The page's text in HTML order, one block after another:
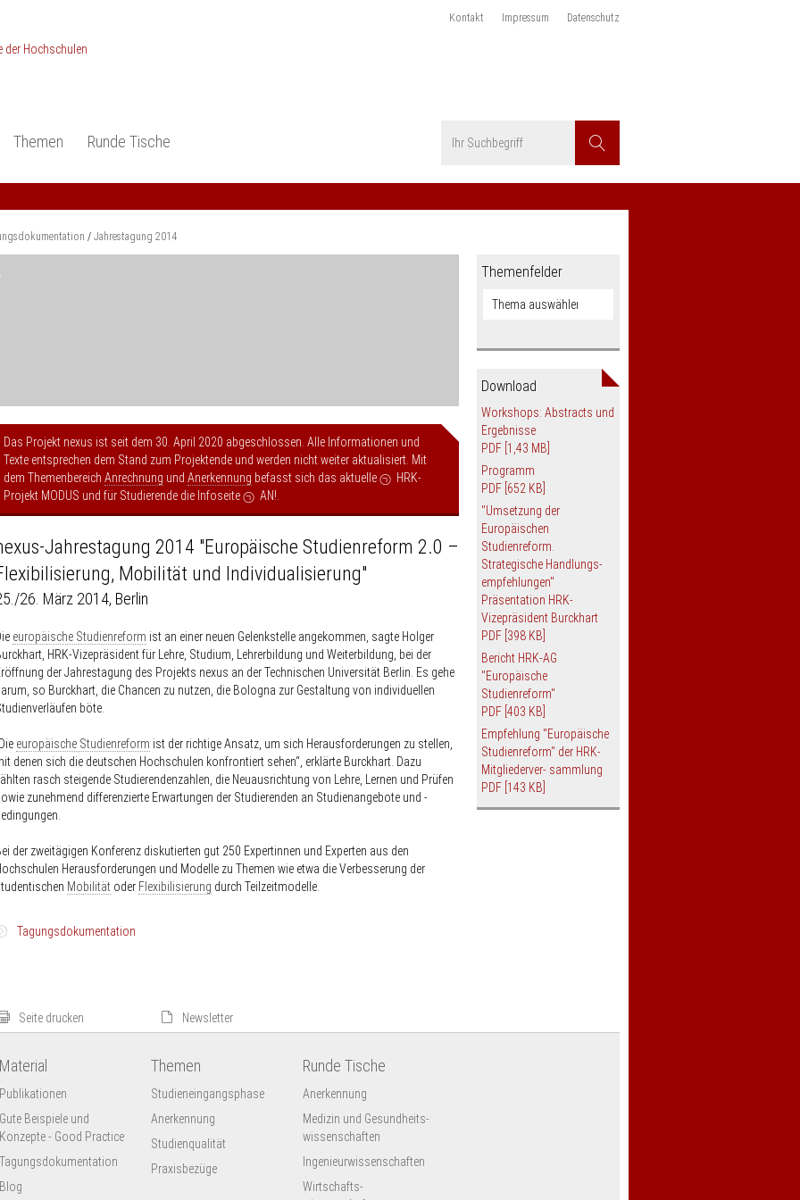
Kontakt Impressum Datenschutz
Suchen
Themen
Studieneingangsphase
Studienqualität
Praxisbezüge
Runde Tische
Anerkennung
Jahrestagung 2014
Das Projekt nexus ist seit dem 30. April 2020 abgeschlossen. Alle Informationen und
Texte entsprechen dem Stand zum Projektende und werden nicht weiter aktualisiert. Mit
dem Themenbereich Anrechnung und Anerkennung befasst sich das aktuelle
HRK-
Projekt MODUS und für Studierende die Infoseite AN!
Jahrestagung 2014 "Europäische Studienreform 2.0 –
Mobilität und Individualisierung"
26. März 2014, Berlin
europäische Studienreform ist an einer neuen Gelenkstelle angekommen, sagte Holger
HRK-Vizepräsident für Lehre, Studium, Lehrerbildung und Weiterbildung, bei der
der Jahrestagung des Projekts nexus an der Technischen Universität Berlin. Es gehe
so Burckhart, die Chancen zu nutzen, die Bologna zur Gestaltung von individuellen
böte.
europäische Studienreform ist der richtige Ansatz, um sich Herausforderungen zu stellen,
denen sich die deutschen Hochschulen konfrontiert sehen“, erklärte Burckhart. Dazu
rasch steigende Studierendenzahlen, die Neuausrichtung von Lehre, Lernen und Prüfen
zunehmend differenzierte Erwartungen der Studierenden an Studienangebote und -
der zweitägigen Konferenz diskutierten gut 250 Expertinnen und Experten aus den
Herausforderungen und Modelle zu Themen wie etwa die Verbesserung der
Mobilität oder Flexibilisierung durch Teilzeitmodelle.
Tagungsdokumentation
Zusammenfassung der Podiumsdiskussionen und Workshopergebnisse
Die
Impulsvorträge, Kommentare und Ergebnisposteraus den parallelen
eingereichten Posterder tagungsbegleitenden Posterausstellung
Persönlichkeitsbildung" HRK-Vizepräsident Prof. Dr. Holger Burckhart im
Gespräch mit dem Deutschlandfunk.
Themenfelder
Download
Workshops: Abstracts und
Ergebnisse
PDF [1,43 MB]
Programm
PDF [652 KB]
"Umsetzung der
Europäischen
Studienreform.
Strategische Handlungs-
empfehlungen"
Präsentation HRK-
Vizepräsident Burckhart
PDF [398 KB]
Bericht HRK-AG
"Europäische
Studienreform"
PDF [403 KB]
Empfehlung "Europäische
Studienreform" der HRK-
Mitgliederver- sammlung
PDF [143 KB]
Seite drucken Newsletter
Material
Publikationen
Gute Beispiele und
Konzepte - Good Practice
Tagungsdokumentation
Blog
Themen
Studieneingangsphase
Anerkennung
Studienqualität
Praxisbezüge
Runde Tische
Anerkennung
Medizin und Gesundheits-
wissenschaften
Ingenieur­wissenschaften
Wirtschafts-